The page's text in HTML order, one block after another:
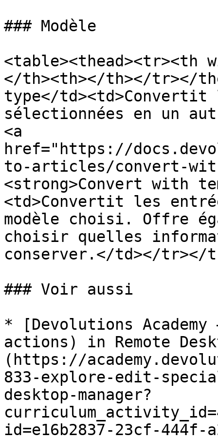
### Modèle
<table><thead><tr><th
</th><th></th></tr></
type</
sélectionnées en un
<a
href="https://
to-articles/convert-
<strong>Convert with
<td>Convertit les
modèle choisi. Offre
choisir quelles
conserver.</td></tr></
### Voir aussi
* [Devolutions
actions) in Remote
(https://
833-explore-edit-
desktop-manager?
id=e16b2837-23cf-444f-